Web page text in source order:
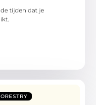
tijden dat je